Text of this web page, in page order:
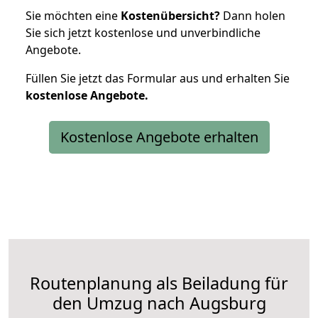
Sie möchten eine Kostenübersicht? Dann holen
Sie sich jetzt kostenlose und unverbindliche
Angebote.
Füllen Sie jetzt das Formular aus und erhalten Sie
kostenloseAngebote.
Kostenlose Angebote erhalten
Routenplanung als Beiladung für
den Umzug nach Augsburg